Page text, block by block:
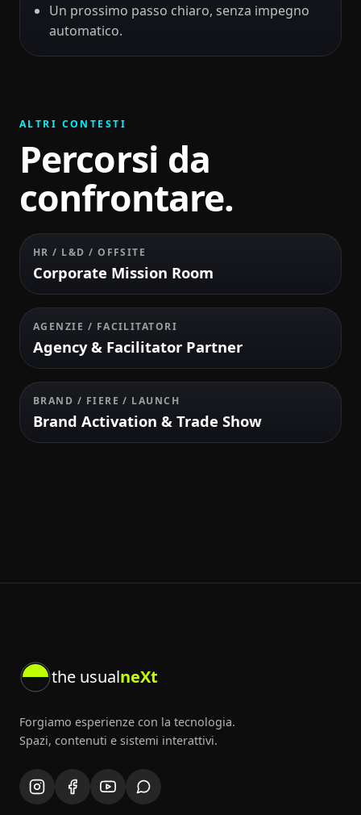
Un prossimo passo chiaro, senza impegno
automatico.
ALTRI CONTESTI
Percorsi da
confrontare.
HR / L&D / OFFSITE
Corporate Mission Room
AGENZIE / FACILITATORI
Agency & Facilitator Partner
BRAND / FIERE / LAUNCH
Brand Activation & Trade Show
the usualneXt
Forgiamo esperienze con la tecnologia.
Spazi, contenuti e sistemi interattivi.